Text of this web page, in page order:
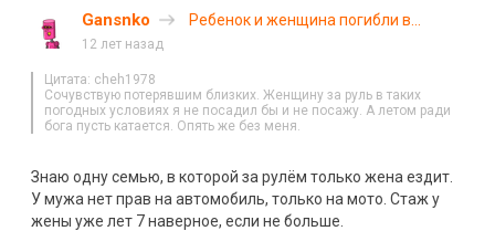
Gansnko
Ребенок и женщина погибли в
12 лет назад
Цитата: cheh1978
Сочувствую потерявшим близких. Женщину за руль в таких
погодных условиях я не посадил бы и не посажу. А летом ради
бога пусть катается. Опять же без меня.
Знаю одну семью, в которой за рулём только жена ездит.
У мужа нет прав на автомобиль, только на мото. Стаж у
жены уже лет 7 наверное, если не больше.